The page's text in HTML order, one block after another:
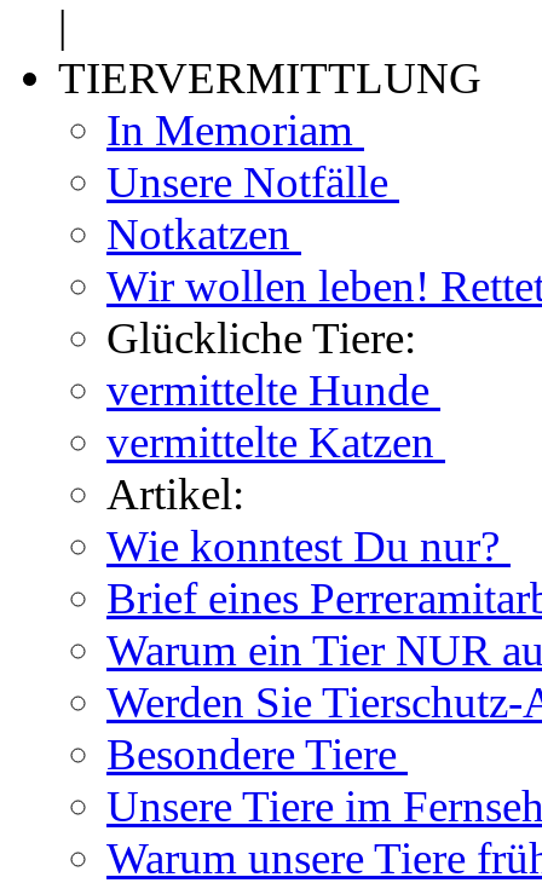
|
TIERVERMITTLUNG
In Memoriam
Unsere Notfälle
Notkatzen
Wir wollen leben!
Glückliche Tiere:
vermittelte Hunde
vermittelte Katzen
Artikel:
Wie konntest Du nur?
Brief eines
Warum ein Tier NUR
Werden Sie
Besondere Tiere
Unsere Tiere im
Warum unsere Tiere